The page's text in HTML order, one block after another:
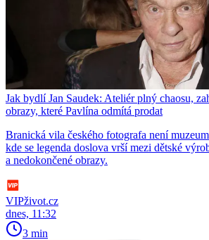
Jak bydlí Jan Saudek: Ateliér plný chaosu,
obrazy, které Pavlína odmítá prodat
Branická vila českého fotografa není
kde se legenda doslova vrší mezi dětské
a nedokončené obrazy.
VIPživot.cz
dnes, 11:32
3 min